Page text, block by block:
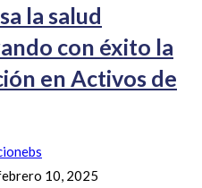
la salud
con éxito la
en Activos de
10, 2025